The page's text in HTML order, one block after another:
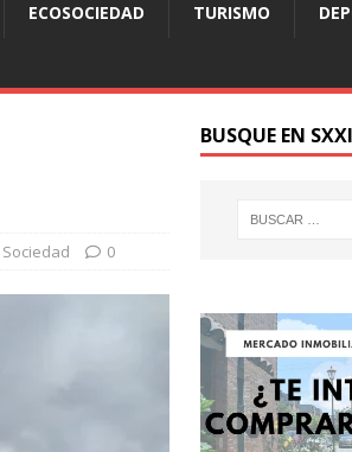
ECOSOCIEDAD TURISMO
Sociedad 0
BUSQUE EN